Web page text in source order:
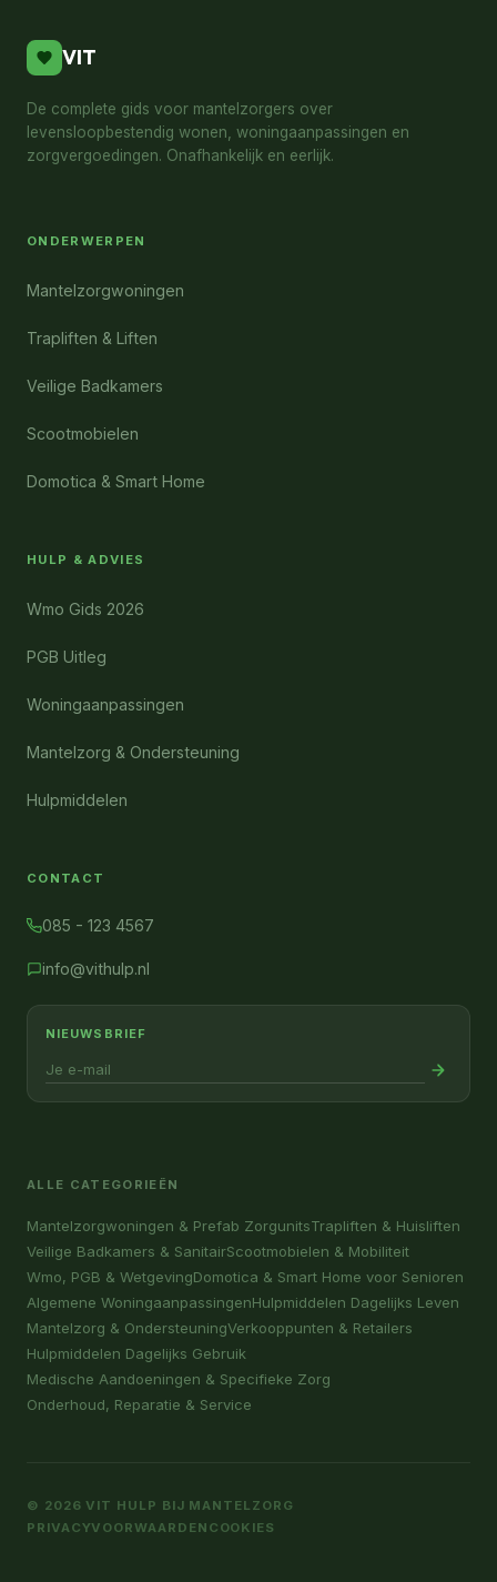
VIT
De complete gids voor mantelzorgers over
levensloopbestendig wonen, woningaanpassingen en
zorgvergoedingen. Onafhankelijk en eerlijk.
ONDERWERPEN
Mantelzorgwoningen
Trapliften & Liften
Veilige Badkamers
Scootmobielen
Domotica & Smart Home
HULP & ADVIES
Wmo Gids 2026
PGB Uitleg
Woningaanpassingen
Mantelzorg & Ondersteuning
Hulpmiddelen
CONTACT
085 - 123 4567
info@vithulp.nl
NIEUWSBRIEF
ALLE CATEGORIEËN
Mantelzorgwoningen & Prefab ZorgunitsTrapliften & Huisliften
Veilige Badkamers & SanitairScootmobielen & Mobiliteit
Wmo, PGB & WetgevingDomotica & Smart Home voor Senioren
Algemene WoningaanpassingenHulpmiddelen Dagelijks Leven
Mantelzorg & OndersteuningVerkooppunten & Retailers
Hulpmiddelen Dagelijks Gebruik
Medische Aandoeningen & Specifieke Zorg
Onderhoud, Reparatie & Service
© 2026 VIT HULP BIJ MANTELZORG
PRIVACYVOORWAARDEN COOKIES